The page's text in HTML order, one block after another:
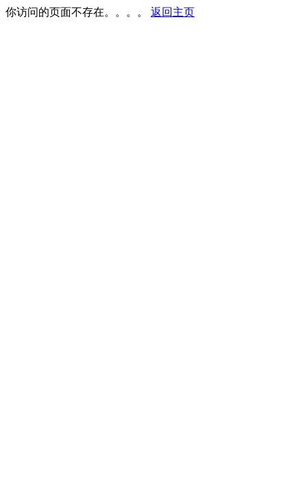
你访问的页面不存在。。。。 返回主页